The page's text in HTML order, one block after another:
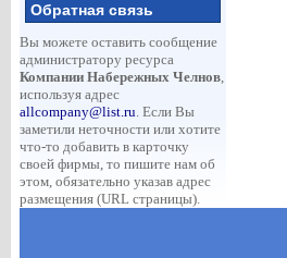
Обратная связь
Вы можете оставить сообщение
администратору ресурса
Компании Набережных Челнов,
используя адрес
allcompany@list.ru. Если Вы
заметили неточности или хотите
что-то добавить в карточку
своей фирмы, то пишите нам об
этом, обязательно указав адрес
размещения (URL страницы).